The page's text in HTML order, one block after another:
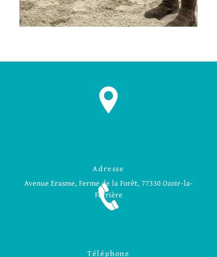
Adresse
Avenue Erasme, Ferme de la Forêt, 77330 Ozoir-la-
Ferrière
Téléphone